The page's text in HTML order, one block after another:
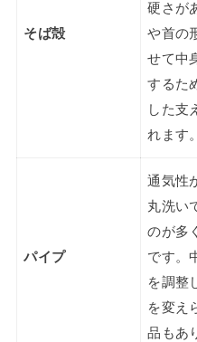
そば殻
硬さが
や首の
せて中
するた
した支
れます。
パイプ
通気性
丸洗い
のが多
です。
を調整
を変え
品もあ